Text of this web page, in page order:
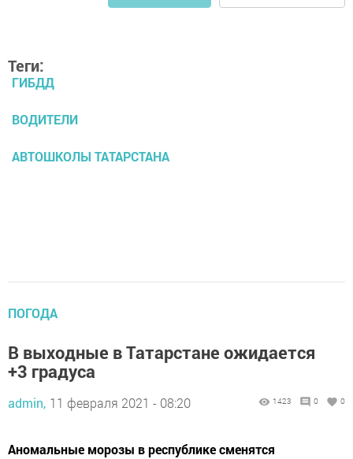
Теги:
ГИБДД
ВОДИТЕЛИ
АВТОШКОЛЫ ТАТАРСТАНА
ПОГОДА
В выходные в Татарстане ожидается
+3 градуса
admin, 11 февраля 2021 - 08:20 1423 0 0
Аномальные морозы в республике сменятся